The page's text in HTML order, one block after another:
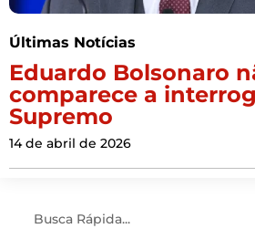
Últimas Notícias
Eduardo Bolsonaro
comparece a
Supremo
14 de abril de 2026